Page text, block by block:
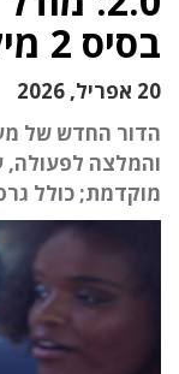
בסיס 2 מיליון אירועים אמיתיים
20 אפריל, 2026
הדור החדש של
מוקדמת; כולל